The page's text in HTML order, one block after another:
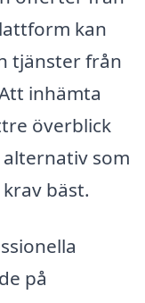
kan
tjänster från
inhämta
överblick
som
bäst.
på